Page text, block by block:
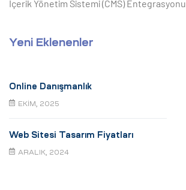
İçerik Yönetim Sistemi (CMS) Entegrasyonu
Yeni Eklenenler
Online Danışmanlık
EKIM, 2025
Web Sitesi Tasarım Fiyatları
ARALIK, 2024